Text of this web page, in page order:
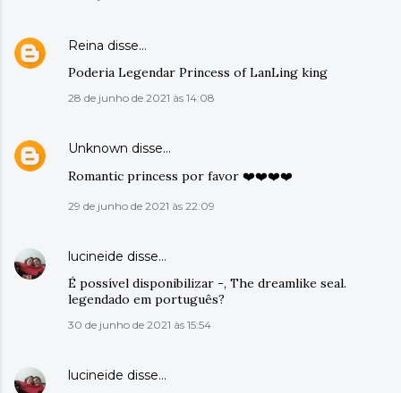
Reina disse…
Poderia Legendar Princess of LanLing king
28 de junho de 2021 às 14:08
Unknown disse…
Romantic princess por favor ❤️❤️❤️❤️
29 de junho de 2021 às 22:09
lucineide disse…
É possível disponibilizar -, The dreamlike seal.
legendado em português?
30 de junho de 2021 às 15:54
lucineide disse…